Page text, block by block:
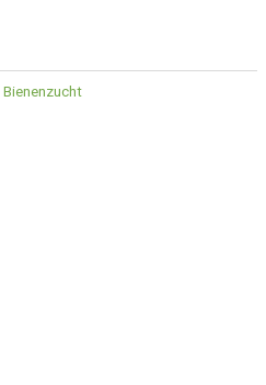
Bienenzucht